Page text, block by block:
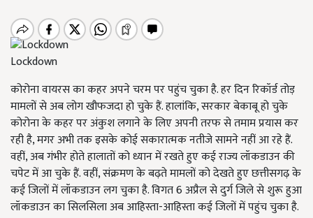
Lockdown
कोरोना वायरस का कहर अपने चरम पर पहुंच चुका है. हर दिन रिकॉर्ड तोड़
मामलों से अब लोग खौफजदा हो चुके हैं. हालांकि, सरकार बेकाबू हो चुके
कोरोना के कहर पर अंकुश लगाने के लिए अपनी तरफ से तमाम प्रयास कर
रही है, मगर अभी तक इसके कोई सकारात्मक नतीजे सामने नहीं आ रहे हैं.
वहीं, अब गंभीर होते हालातों को ध्यान में रखते हुए कई राज्य लॉकडाउन की
चपेट में आ चुके हैं. वहीं, संक्रमण के बढ़ते मामलों को देखते हुए छत्तीसगढ़ के
कई जिलों में लॉकडाउन लग चुका है. विगत 6 अप्रैल से दुर्ग जिले से शुरू हुआ
लॉकडाउन का सिलसिला अब आहिस्ता-आहिस्ता कई जिलों में पहुंच चुका है.